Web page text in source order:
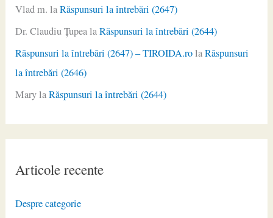
Vlad m. laRăspunsuri la întrebări (2647)
Dr. Claudiu ŢupealaRăspunsuri la întrebări (2644)
Răspunsuri la întrebări (2647) – TIROIDA.rolaRăspunsuri
la întrebări (2646)
MarylaRăspunsuri la întrebări (2644)
Articole recente
Despre categorie